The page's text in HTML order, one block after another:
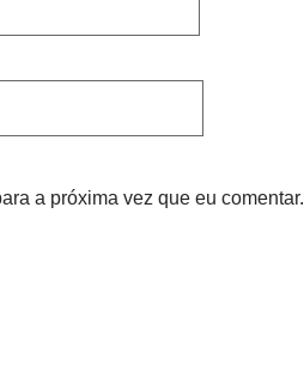
a próxima vez que eu comentar.